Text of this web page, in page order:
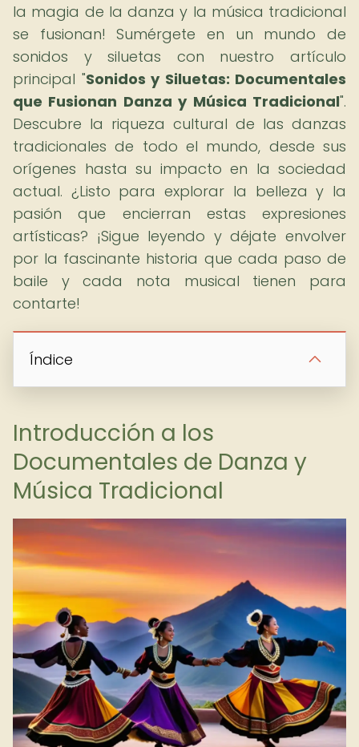
la magia de la danza y la música tradicional
se fusionan! Sumérgete en un mundo de
sonidos y siluetas con nuestro artículo
principal "Sonidos y Siluetas: Documentales
que Fusionan Danza y Música Tradicional".
Descubre la riqueza cultural de las danzas
tradicionales de todo el mundo, desde sus
orígenes hasta su impacto en la sociedad
actual. ¿Listo para explorar la belleza y la
pasión que encierran estas expresiones
artísticas? ¡Sigue leyendo y déjate envolver
por la fascinante historia que cada paso de
baile y cada nota musical tienen para
contarte!
Índice
Introducción a los
Documentales de Danza y
Música Tradicional